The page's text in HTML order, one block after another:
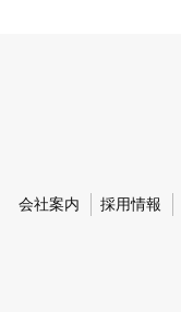
会社案内 採用情報